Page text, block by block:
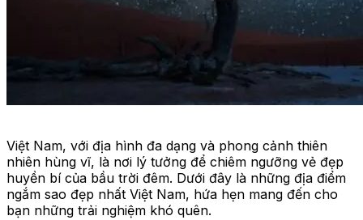
Việt Nam, với địa hình đa dạng và phong cảnh thiên
nhiên hùng vĩ, là nơi lý tưởng để chiêm ngưỡng vẻ đẹp
huyền bí của bầu trời đêm. Dưới đây là những địa điểm
ngắm sao đẹp nhất Việt Nam, hứa hẹn mang đến cho
bạn những trải nghiệm khó quên.